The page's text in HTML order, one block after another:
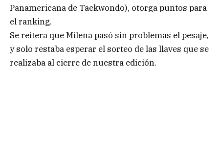
Panamericana de Taekwondo), otorga puntos para
el ranking.
Se reitera que Milena pasó sin problemas el pesaje,
y solo restaba esperar el sorteo de las llaves que se
realizaba al cierre de nuestra edición.